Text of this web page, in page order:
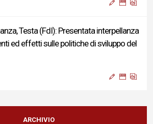
Testa (FdI): Presentata interpellanza
ed effetti sulle politiche di sviluppo del
“Profondo cordoglio e vicinanza al
sua famiglia”
ARCHIVIO